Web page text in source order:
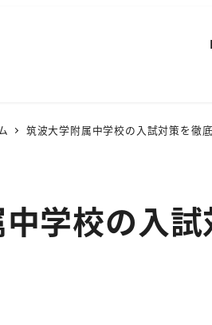
筑波大学附属中学校の入試対策を徹底
学校の入試